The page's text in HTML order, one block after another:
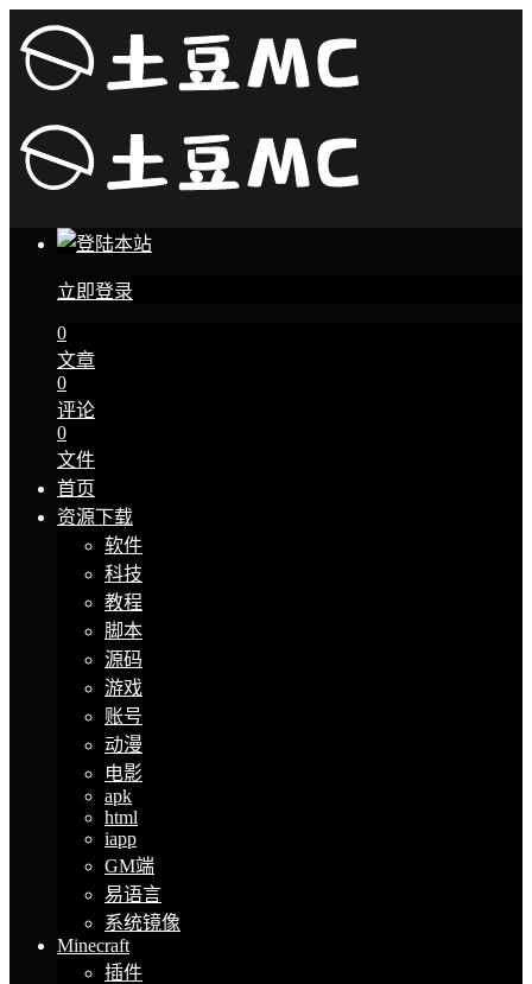
立即登录
0
文章
0
评论
0
文件
首页
资源下载
软件
科技
教程
脚本
源码
游戏
账号
动漫
电影
apk
html
iapp
GM端
易语言
系统镜像
Minecraft
插件